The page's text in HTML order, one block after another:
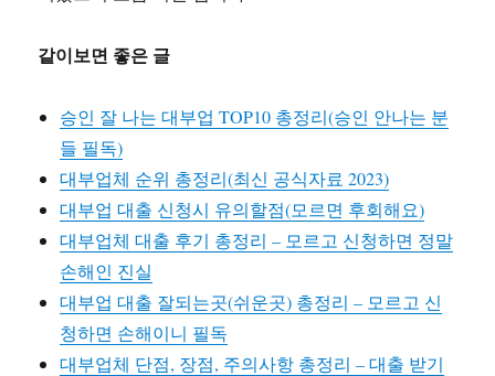
같이보면 좋은 글
승인 잘 나는 대부업 TOP10 총정리(승인 안나는 분
들 필독)
대부업체 순위 총정리(최신 공식자료 2023)
대부업 대출 신청시 유의할점(모르면 후회해요)
대부업체 대출 후기 총정리 – 모르고 신청하면 정말
손해인 진실
대부업 대출 잘되는곳(쉬운곳) 총정리 – 모르고 신
청하면 손해이니 필독
대부업체 단점, 장점, 주의사항 총정리 – 대출 받기